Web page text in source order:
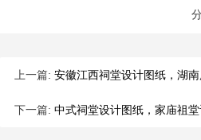
上一篇: 安徽江西祠堂设计图纸，湖南
下一篇: 中式祠堂设计图纸，家庙祖堂设